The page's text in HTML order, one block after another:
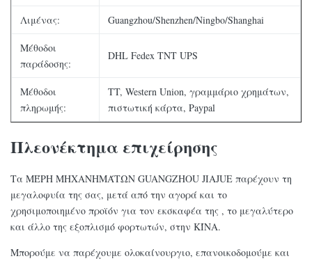
Λιμένας: Guangzhou/Shenzhen/Ningbo/Shanghai
Μέθοδοι
παράδοσης:
DHL Fedex TNT UPS
Μέθοδοι
πληρωμής:
TT, Western Union, γραμμάριο χρημάτων,
πιστωτική κάρτα, Paypal
Πλεονέκτημα επιχείρησης
Τα ΜΈΡΗ ΜΗΧΑΝΗΜΆΤΩΝ GUANGZHOU JIAJUE παρέχουν τη
μεγαλοφυία της σας, μετά από την αγορά και το
χρησιμοποιημένο προϊόν για τον εκσκαφέα της , το μεγαλύτερο
και άλλο της εξοπλισμό φορτωτών, στην ΚΊΝΑ.
Μπορούμε να παρέχουμε ολοκαίνουργιο, επανοικοδομούμε και